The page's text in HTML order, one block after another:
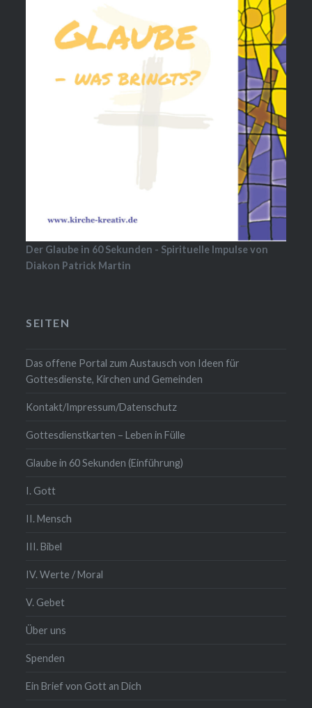
Der Glaube in 60 Sekunden - Spirituelle Impulse von
Diakon Patrick Martin
SEITEN
Das offene Portal zum Austausch von Ideen für
Gottesdienste, Kirchen und Gemeinden
Kontakt/Impressum/Datenschutz
Gottesdienstkarten – Leben in Fülle
Glaube in 60 Sekunden (Einführung)
I. Gott
II. Mensch
III. Bibel
IV. Werte / Moral
V. Gebet
Über uns
Spenden
Ein Brief von Gott an Dich